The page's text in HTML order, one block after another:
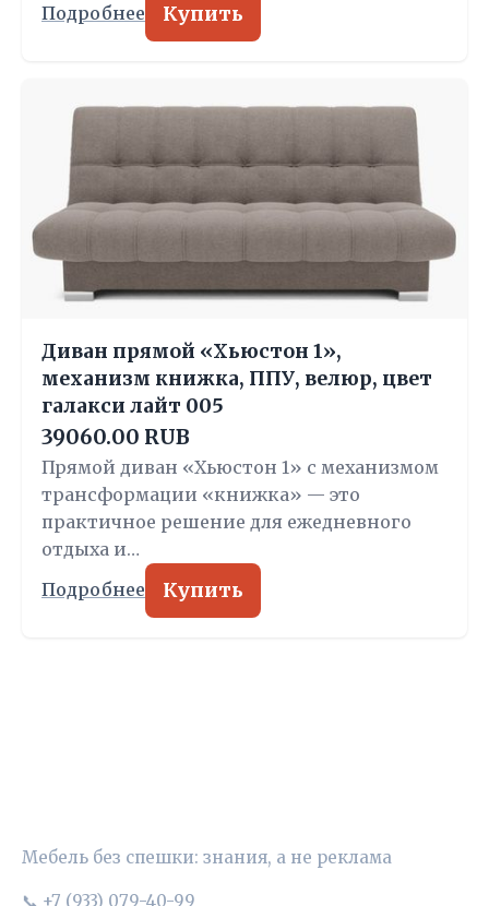
Подробнее Купить
Диван прямой «Хьюстон 1»,
механизм книжка, ППУ, велюр, цвет
галакси лайт 005
39060.00 RUB
Прямой диван «Хьюстон 1» с механизмом
трансформации «книжка» — это
практичное решение для ежедневного
отдыха и…
Подробнее Купить
Мебель без спешки: знания, а не реклама
📞 +7 (933) 079-40-99